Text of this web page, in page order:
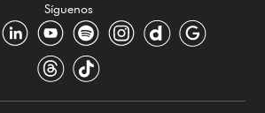
Síguenos